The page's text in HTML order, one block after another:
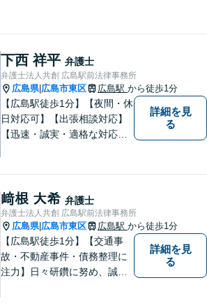
の「平和」が実現できるよ
う、依頼者一人ひとりに寄り
添い、解決へ導きます。
下西 祥平 弁護士
弁護士法人共創 広島駅前法律事務所
広島県| 広島市東区 広島駅 から徒歩1分
【広島駅徒歩1分】【夜間・休
日対応可】【出張相談対応】
【迅速・誠実・適格な対応】
重視しています。また、弊事
務所は迅速な対応・回答を最
優先にしています。
詳細を見
る
﨑根 大希 弁護士
弁護士法人共創 広島駅前法律事務所
広島県| 広島市東区 広島駅 から徒歩1分
【広島駅徒歩1分】【交通事
故・不動産事件・債務整理に
注力】日々研鑽に努め、誠実
詳細を見
る